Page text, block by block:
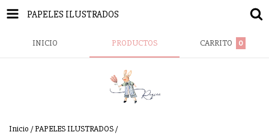
PAPELES ILUSTRADOS
INICIO PRODUCTOS CARRITO 0
Inicio /PAPELES ILUSTRADOS/